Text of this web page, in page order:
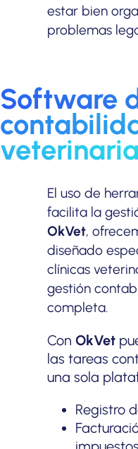
estar bien
problemas
Software
El uso de
facilita la
OkVet,
diseñado
clínicas
gestión
completa.
ConOkVet
las tareas
una sola
Registro